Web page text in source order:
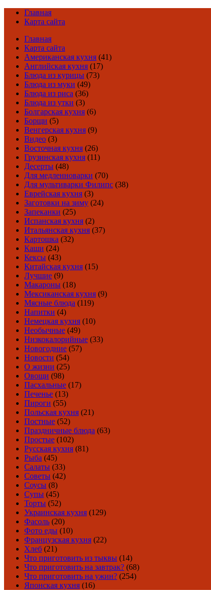
Главная
Карта сайта
Главная
Карта сайта
Американская кухня (41)
Английская кухня (17)
Блюда из курицы (73)
Блюда из муки (49)
Блюда из риса (36)
Блюда из утки (3)
Болгарская кухня (6)
Борщи (5)
Венгерская кухня (9)
Видео (3)
Восточная кухня (26)
Грузинская кухня (11)
Десерты (48)
Для медленноварки (70)
Для мультиварки Филипс (38)
Еврейская кухня (3)
Заготовки на зиму (24)
Запеканки (25)
Испанская кухня (2)
Итальянская кухня (37)
Картошка (32)
Каши (24)
Кексы (43)
Китайская кухня (15)
Лучшие (9)
Макароны (18)
Мексиканская кухня (9)
Мясные блюда (119)
Напитки (4)
Немецкая кухня (10)
Необычные (49)
Низкокалорийные (33)
Новогодние (57)
Новости (54)
О жизни (25)
Овощи (98)
Пасхальные (17)
Печенье (13)
Пироги (55)
Польская кухня (21)
Постные (52)
Праздничные блюда (63)
Простые (102)
Русская кухня (81)
Рыба (45)
Салаты (33)
Советы (42)
Соусы (8)
Супы (45)
Торты (52)
Украинская кухня (129)
Фасоль (20)
Фото еды (10)
Французская кухня (22)
Хлеб (21)
Что приготовить из тыквы (14)
Что приготовить на завтрак? (68)
Что приготовить на ужин? (254)
Японская кухня (16)